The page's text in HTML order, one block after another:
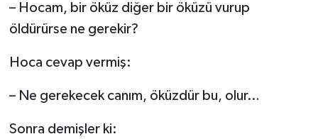
– Hocam, bir öküz diğer bir öküzü vurup
öldürürse ne gerekir?
Hoca cevap vermiş:
– Ne gerekecek canım, öküzdür bu, olur…
Sonra demişler ki: